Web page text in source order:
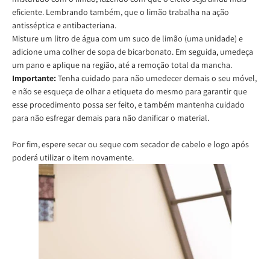
eficiente. Lembrando também, que o limão trabalha na ação
antisséptica e antibacteriana.
Misture um litro de água com um suco de limão (uma unidade) e
adicione uma colher de sopa de bicarbonato. Em seguida, umedeça
um pano e aplique na região, até a remoção total da mancha.
Importante:Tenha cuidado para não umedecer demais o seu móvel,
e não se esqueça de olhar a etiqueta do mesmo para garantir que
esse procedimento possa ser feito, e também mantenha cuidado
para não esfregar demais para não danificar o material.
Por fim, espere secar ou seque com secador de cabelo e logo após
poderá utilizar o item novamente.